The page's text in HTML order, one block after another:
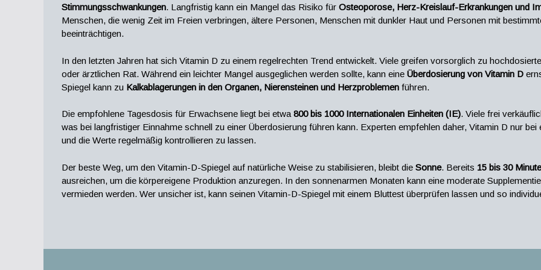
Stimmungsschwankungen. Langfristig kann ein Mangel das Risiko für Osteoporose, Herz-Kreislauf-Erkrankungen und
Menschen, die wenig Zeit im Freien verbringen, ältere Personen, Menschen mit dunkler Haut und Personen mit
beeinträchtigen.
In den letzten Jahren hat sich Vitamin D zu einem regelrechten Trend entwickelt. Viele greifen vorsorglich zu
oder ärztlichen Rat. Während ein leichter Mangel ausgeglichen werden sollte, kann eine Überdosierung von Vitamin D
Spiegel kann zu Kalkablagerungen in den Organen, Nierensteinen und Herzproblemen führen.
Die empfohlene Tagesdosis für Erwachsene liegt bei etwa 800 bis 1000 Internationalen Einheiten (IE). Viele frei
was bei langfristiger Einnahme schnell zu einer Überdosierung führen kann. Experten empfehlen daher, Vitamin D nur
und die Werte regelmäßig kontrollieren zu lassen.
Der beste Weg, um den Vitamin-D-Spiegel auf natürliche Weise zu stabilisieren, bleibt die Sonne. Bereits 15 bis 30
ausreichen, um die körpereigene Produktion anzuregen. In den sonnenarmen Monaten kann eine moderate
vermieden werden. Wer unsicher ist, kann seinen Vitamin-D-Spiegel mit einem Bluttest überprüfen lassen und so